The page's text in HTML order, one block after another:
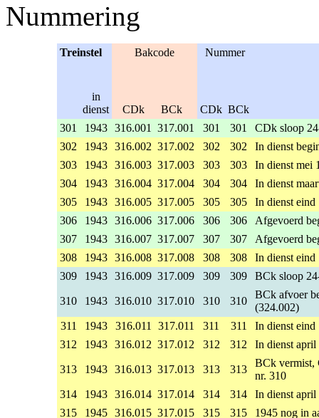
Nummering
Treinstel Bakcode Nummer
in
dienst
CDk BCk CDk BCk
301
1943 316.001 317.001 301 301
CDk sloop
302
1943 316.002 317.002 302 302
In dienst
303
1943 316.003 317.003 303 303
In dienst mei
304
1943 316.004 317.004 304 304
In dienst
305
1943 316.005 317.005 305 305
In dienst eind
306
1943 316.006 317.006 306 306
Afgevoerd
307
1943 316.007 317.007 307 307
Afgevoerd
308
1943 316.008 317.008 308 308
In dienst eind
309
1943 316.009 317.009 309 309 BCk sloop
310 1943 316.010 317.010 310 310
BCk afvoer
(324.002)
311
1943 316.011 317.011 311 311
In dienst
312
1943 316.012 317.012 312 312 In dienst
313 1943 316.013 317.013 313 313
BCk vermist,
nr. 310
314
1943 316.014 317.014 314 314
In dienst
315
1945 316.015 317.015 315 315 1945 nog in